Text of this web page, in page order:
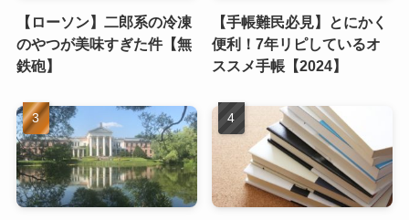
【ローソン】二郎系の冷凍
のやつが美味すぎた件【無
鉄砲】
【手帳難民必見】とにかく
便利！7年リピしているオ
ススメ手帳【2024】